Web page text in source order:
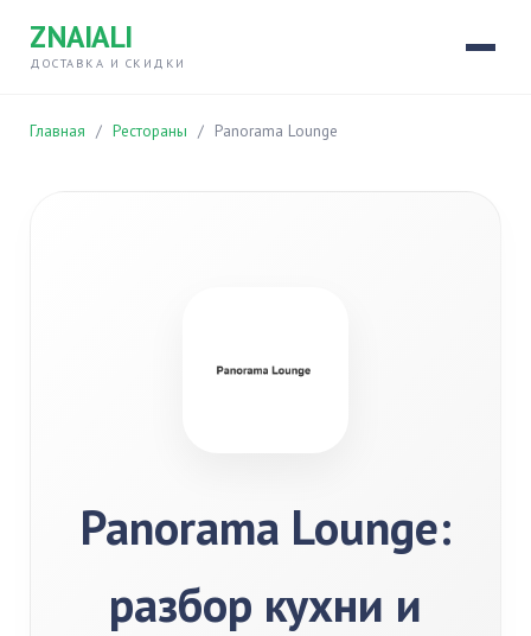
ZNAIALI
ДОСТАВКА И СКИДКИ
Главная / Рестораны / Panorama Lounge
Panorama Lounge:
разбор кухни и